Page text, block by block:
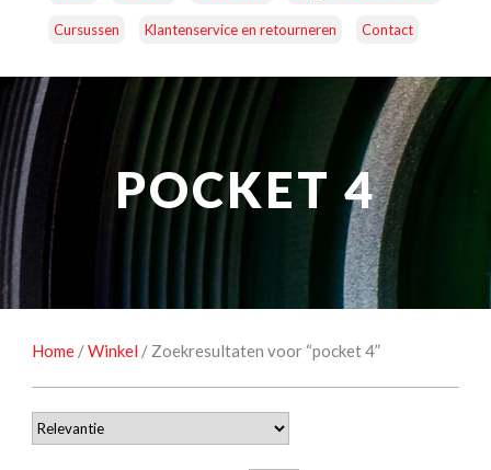
Cursussen Klantenservice en retourneren Contact
CAMERA’S OBJECTIEVEN ACCESSOIRES
NATUUROBSERVATIE MEDIA EN ENERGIE
STUDIOFOTOGRAFIE OCCASIONS
POCKET 4
Home /Winkel / Zoekresultaten voor “pocket 4”